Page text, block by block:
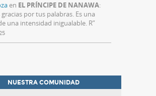
en EL PRÍNCIPE DE NANAWA:
por tus palabras. Es una
una intensidad inigualable. R”
NUESTRA COMUNIDAD